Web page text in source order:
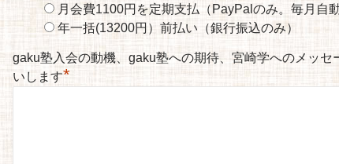
月会費1100円を定期支払（PayPalのみ。毎月自
年一括(13200円）前払い（銀行振込のみ）
gaku塾入会の動機、gaku塾への期待、宮崎学へのメッセ
いします*